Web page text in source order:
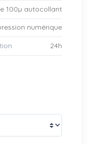
100µ autocollant
numérique
24h